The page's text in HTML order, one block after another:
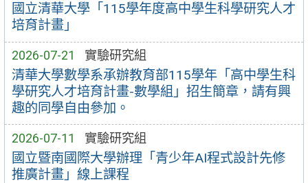
國立清華大學「115學年度高中學生科學研究人才
培育計畫」
2026-07-21 實驗研究組
清華大學數學系承辦教育部115學年「高中學生科
學研究人才培育計畫-數學組」招生簡章，請有興
趣的同學自由參加。
2026-07-11 實驗研究組
國立暨南國際大學辦理「青少年AI程式設計先修
推廣計畫」線上課程